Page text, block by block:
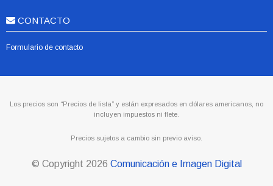
CONTACTO
Formulario de contacto
Los precios son “Precios de lista” y están expresados en dólares americanos, no
incluyen impuestos ni flete.
Precios sujetos a cambio sin previo aviso.
© Copyright 2026 Comunicación e Imagen Digital